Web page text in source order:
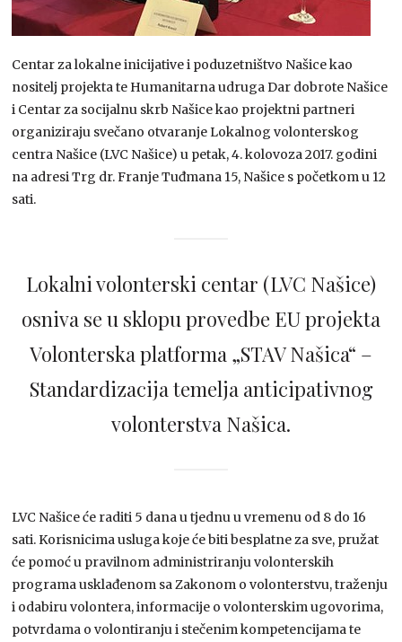
Centar za lokalne inicijative i poduzetništvo Našice kao
nositelj projekta te Humanitarna udruga Dar dobrote Našice
i Centar za socijalnu skrb Našice kao projektni partneri
organiziraju svečano otvaranje Lokalnog volonterskog
centra Našice (LVC Našice) u petak, 4. kolovoza 2017. godini
na adresi Trg dr. Franje Tuđmana 15, Našice s početkom u 12
sati.
Lokalni volonterski centar (LVC Našice)
osniva se u sklopu provedbe EU projekta
Volonterska platforma „STAV Našica“ –
Standardizacija temelja anticipativnog
volonterstva Našica.
LVC Našice će raditi 5 dana u tjednu u vremenu od 8 do 16
sati. Korisnicima usluga koje će biti besplatne za sve, pružat
će pomoć u pravilnom administriranju volonterskih
programa usklađenom sa Zakonom o volonterstvu, traženju
i odabiru volontera, informacije o volonterskim ugovorima,
potvrdama o volontiranju i stečenim kompetencijama te